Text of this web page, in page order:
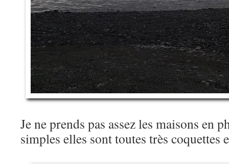
Je ne prends pas assez les maisons en
simples elles sont toutes très coquettes